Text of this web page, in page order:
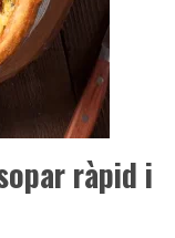
ràpid i